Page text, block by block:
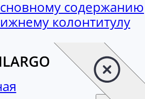
содержанию
колонтитулу